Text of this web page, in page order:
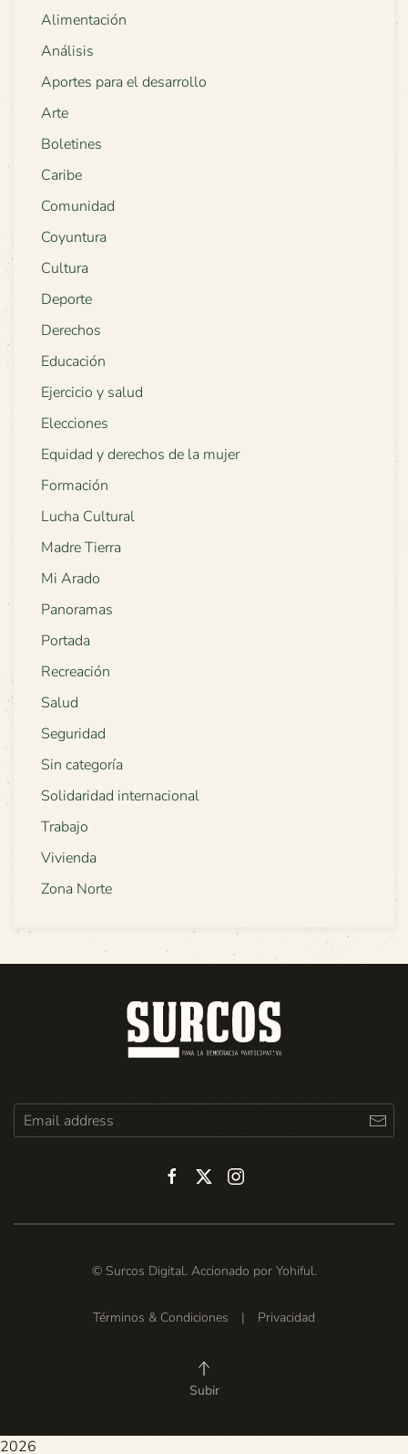
Alimentación
Análisis
Aportes para el desarrollo
Arte
Boletines
Caribe
Comunidad
Coyuntura
Cultura
Deporte
Derechos
Educación
Ejercicio y salud
Elecciones
Equidad y derechos de la mujer
Formación
Lucha Cultural
Madre Tierra
Mi Arado
Panoramas
Portada
Recreación
Salud
Seguridad
Sin categoría
Solidaridad internacional
Trabajo
Vivienda
Zona Norte
© Surcos Digital. Accionado por Yohiful.
Términos & Condiciones | Privacidad
Subir
2026